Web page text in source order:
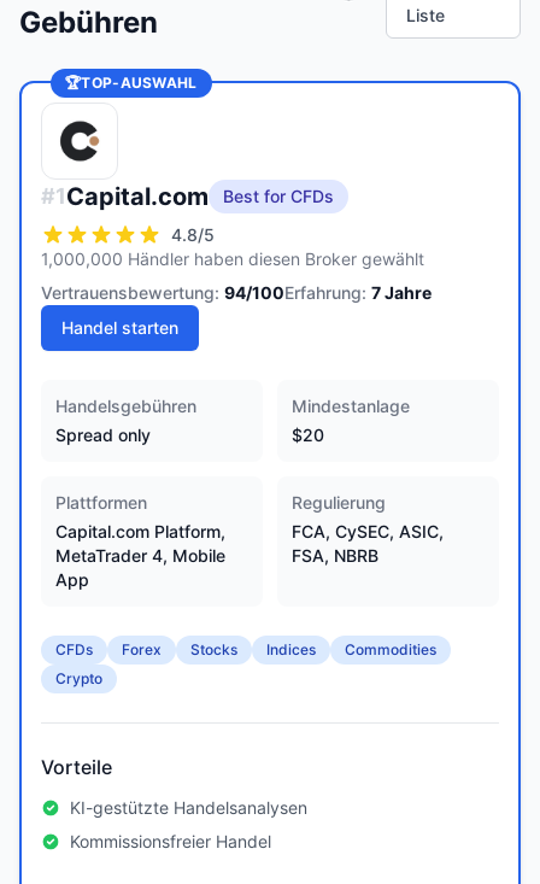
Gebühren
Liste
🏆TOP-AUSWAHL
#1Capital.com
Best for CFDs
4.8/5
1,000,000 Händler haben diesen Broker gewählt
Vertrauensbewertung: 94/100Erfahrung: 7Jahre
Handel starten
Handelsgebühren
Spread only
Mindestanlage
$20
Plattformen
Capital.com Platform,
MetaTrader 4, Mobile
App
Regulierung
FCA, CySEC, ASIC,
FSA, NBRB
CFDs Forex Stocks Indices
Commodities
Crypto
Vorteile
KI-gestützte Handelsanalysen
Kommissionsfreier Handel